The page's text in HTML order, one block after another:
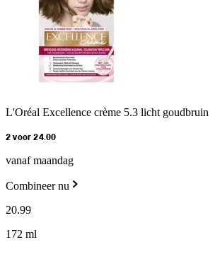
L'Oréal Excellence crème 5.3 licht goudbruin
2 voor 24.00
vanaf maandag
Combineer nu
20.99
172 ml